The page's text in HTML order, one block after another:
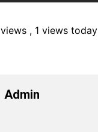
, 1 views today
Admin